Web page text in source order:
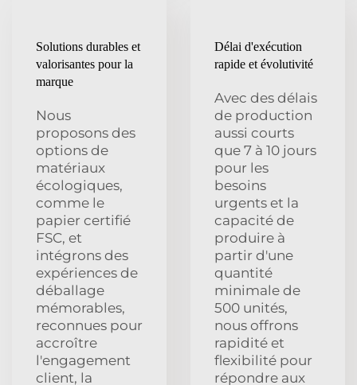
Solutions durables et
valorisantes pour la
marque
Nous
proposons des
options de
matériaux
écologiques,
comme le
papier certifié
FSC, et
intégrons des
expériences de
déballage
mémorables,
reconnues pour
accroître
l'engagement
client, la
Délai d'exécution
rapide et évolutivité
Avec des délais
de production
aussi courts
que 7 à 10 jours
pour les
besoins
urgents et la
capacité de
produire à
partir d'une
quantité
minimale de
500 unités,
nous offrons
rapidité et
flexibilité pour
répondre aux